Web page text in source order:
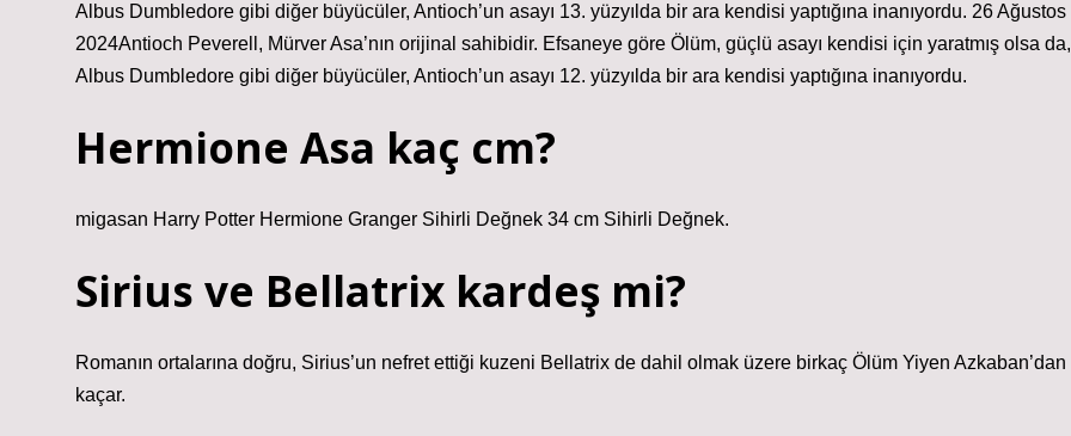
Albus Dumbledore gibi diğer büyücüler, Antioch’un asayı 13. yüzyılda bir ara kendisi yaptığına inanıyordu. 26 Ağustos
2024Antioch Peverell, Mürver Asa’nın orijinal sahibidir. Efsaneye göre Ölüm, güçlü asayı kendisi için yaratmış olsa da,
Albus Dumbledore gibi diğer büyücüler, Antioch’un asayı 12. yüzyılda bir ara kendisi yaptığına inanıyordu.
Hermione Asa kaç cm?
migasan Harry Potter Hermione Granger Sihirli Değnek 34 cm Sihirli Değnek.
Sirius ve Bellatrix kardeş mi?
Romanın ortalarına doğru, Sirius’un nefret ettiği kuzeni Bellatrix de dahil olmak üzere birkaç Ölüm Yiyen Azkaban’dan
kaçar.